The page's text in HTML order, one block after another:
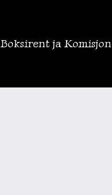
Boksirent ja Komisjon